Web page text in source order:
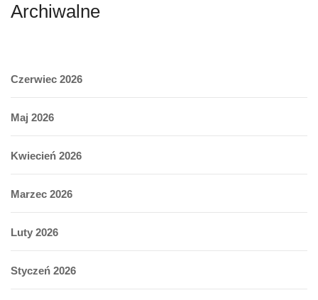
Archiwalne
Czerwiec 2026
Maj 2026
Kwiecień 2026
Marzec 2026
Luty 2026
Styczeń 2026